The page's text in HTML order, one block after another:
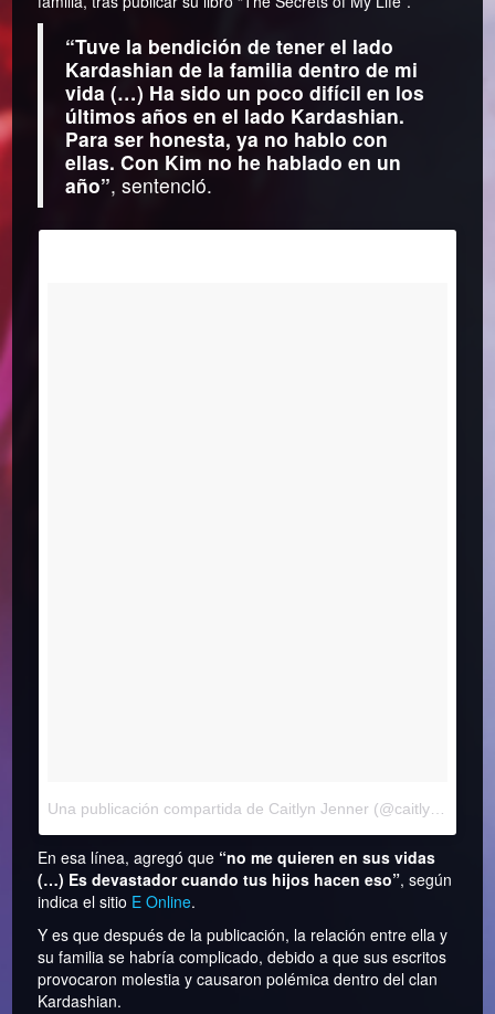
“Tuve la bendición de tener el lado
Kardashian de la familia dentro de mi
vida (…) Ha sido un poco difícil en los
últimos años en el lado Kardashian.
Para ser honesta, ya no hablo con
ellas. Con Kim no he hablado en un
año”, sentenció.
Una publicación compartida de Caitlyn Jenner (@caitlynjenner)
En esa línea, agregó que “no me quieren en sus vidas
(…) Es devastador cuando tus hijos hacen eso”, según
indica el sitio E Online.
Y es que después de la publicación, la relación entre ella y
su familia se habría complicado, debido a que sus escritos
provocaron molestia y causaron polémica dentro del clan
Kardashian.